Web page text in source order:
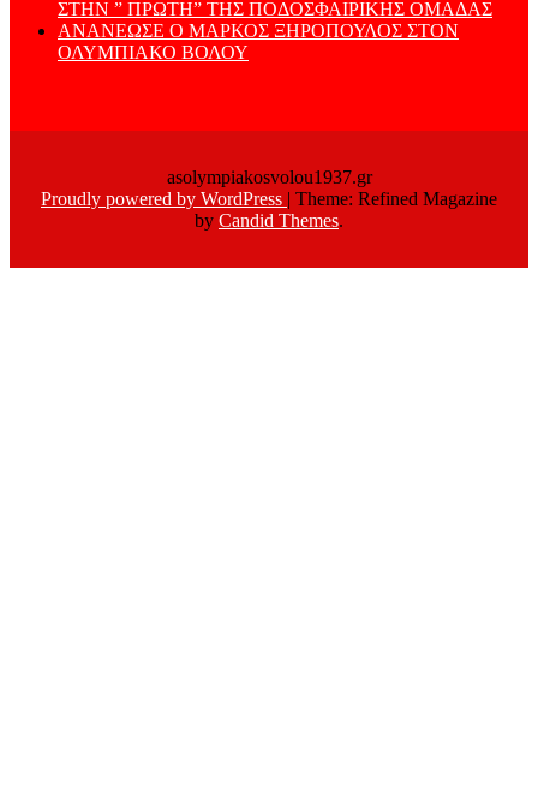
ΣΤΗΝ ” ΠΡΩΤΗ” ΤΗΣ ΠΟΔΟΣΦΑΙΡΙΚΗΣ ΟΜΑΔΑΣ
ΑΝΑΝΕΩΣΕ Ο ΜΑΡΚΟΣ ΞΗΡΟΠΟΥΛΟΣ ΣΤΟΝ
ΟΛΥΜΠΙΑΚΟ ΒΟΛΟΥ
asolympiakosvolou1937.gr
Proudly powered by WordPress | Theme: Refined Magazine
by Candid Themes.